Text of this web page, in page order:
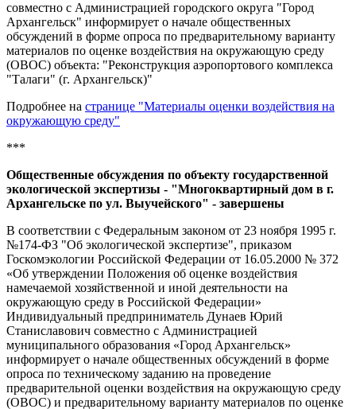
совместно с Администрацией городского округа "Город
Архангельск" информирует о начале общественных
обсуждений в форме опроса по предварительному варианту
материалов по оценке воздействия на окружающую среду
(ОВОС) объекта: "Реконструкция аэропортового комплекса
"Талаги" (г. Архангельск)"
Подробнее на странице "Материалы оценки воздействия на
окружающую среду"
***
Общественные обсуждения по объекту государственной
экологической экспертизы - "Многоквартирный дом в г.
Архангельске по ул. Выучейского" - завершены
В соответствии с Федеральным законом от 23 ноября 1995 г.
№174-ФЗ "Об экологической экспертизе", приказом
Госкомэкологии Российской Федерации от 16.05.2000 № 372
«Об утверждении Положения об оценке воздействия
намечаемой хозяйственной и иной деятельности на
окружающую среду в Российской Федерации»
Индивидуальный предприниматель Дунаев Юрий
Станиславович совместно с Администрацией
муниципального образования «Город Архангельск»
информирует о начале общественных обсуждений в форме
опроса по техническому заданию на проведение
предварительной оценки воздействия на окружающую среду
(ОВОС) и предварительному варианту материалов по оценке